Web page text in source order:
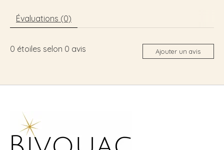
Évaluations (0)
0 étoiles selon 0 avis Ajouter un avis